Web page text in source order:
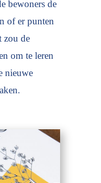
bewoners de
of er punten
zou de
om te leren
nieuwe